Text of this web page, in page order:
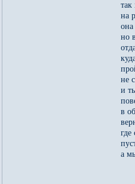
так
на
но
не
и
в
где
а